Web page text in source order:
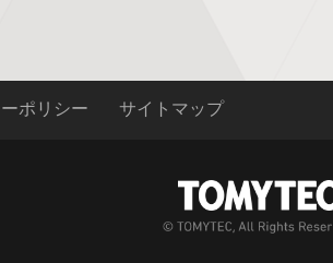
ポリシー サイトマップ